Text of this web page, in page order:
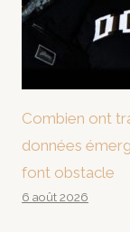
Combien ont
données
font obstacle
6 août 2026